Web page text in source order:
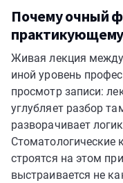
Почему очный
Живая лекция
иной уровень
просмотр записи:
углубляет разбор
разворачивает
Стоматологические
строятся на этом
выстраивается не